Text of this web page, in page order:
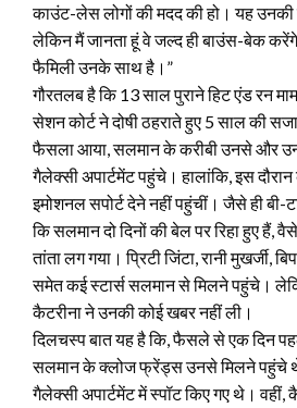
काउंट-लेस लोगों की मदद की हो। यह उनकी
लेकिन मैं जानता हूं वे जल्द ही बाउंस-बेक
फैमिली उनके साथ है।”
गौरतलब है कि 13 साल पुराने हिट एंड रन
सेशन कोर्ट ने दोषी ठहराते हुए 5 साल की
फैसला आया, सलमान के करीबी उनसे और
गैलेक्सी अपार्टमेंट पहुंचे। हालांकि, इस
इमोशनल सपोर्ट देने नहीं पहुंचीं। जैसे ही
कि सलमान दो दिनों की बेल पर रिहा हुए हैं,
तांता लग गया। प्रिटी जिंटा, रानी मुखर्जी,
समेत कई स्टार्स सलमान से मिलने पहुंचे।
कैटरीना ने उनकी कोई खबर नहीं ली।
दिलचस्प बात यह है कि, फैसले से एक दिन
सलमान के क्लोज फ्रेंड्स उनसे मिलने पहुंचे
गैलेक्सी अपार्टमेंट में स्पॉट किए गए थे। वहीं,